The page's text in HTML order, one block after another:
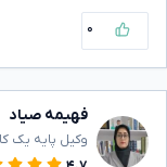
۰
فهیمه صیاد
وکیل پایه یک